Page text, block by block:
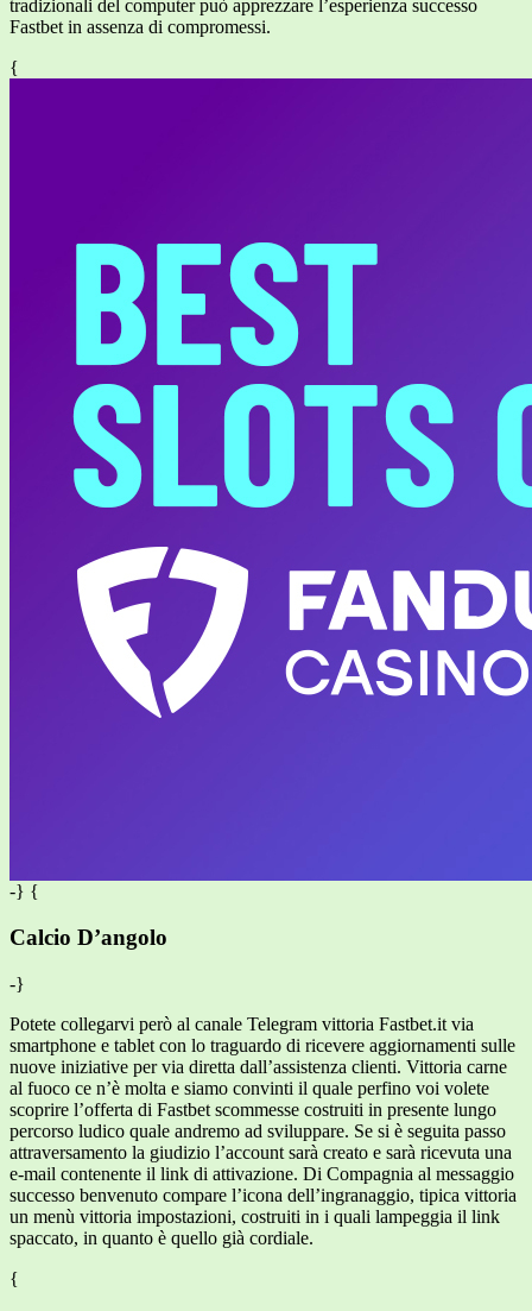
tradizionali del computer può apprezzare l’esperienza successo
Fastbet in assenza di compromessi.
{
-} {
Calcio D’angolo
-}
Potete collegarvi però al canale Telegram vittoria Fastbet.it via
smartphone e tablet con lo traguardo di ricevere aggiornamenti sulle
nuove iniziative per via diretta dall’assistenza clienti. Vittoria carne
al fuoco ce n’è molta e siamo convinti il quale perfino voi volete
scoprire l’offerta di Fastbet scommesse costruiti in presente lungo
percorso ludico quale andremo ad sviluppare. Se si è seguita passo
attraversamento la giudizio l’account sarà creato e sarà ricevuta una
e-mail contenente il link di attivazione. Di Compagnia al messaggio
successo benvenuto compare l’icona dell’ingranaggio, tipica vittoria
un menù vittoria impostazioni, costruiti in i quali lampeggia il link
spaccato, in quanto è quello già cordiale.
{